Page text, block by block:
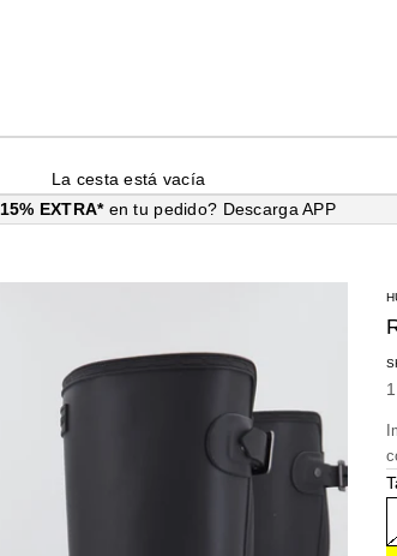
La cesta está vacía
15% EXTRA* en tu pedido? Descarga APP